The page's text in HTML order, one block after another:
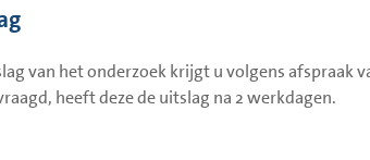
van het onderzoek krijgt u volgens afspraak
heeft deze de uitslag na 2 werkdagen.